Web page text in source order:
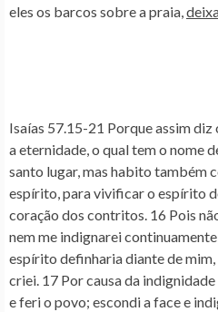
eles os barcos sobre a praia,
Isaías 57.15-21 Porque assim diz
a eternidade, o qual tem o nome
santo lugar,mas habito também
espírito,para vivificaro espírito
coração dos contritos. 16 Pois
nem me indignarei
espírito definharia diante de
criei. 17 Por causa da
e feri o povo; escondi a face e